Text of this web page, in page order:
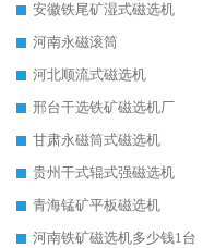
安徽铁尾矿湿式磁选机
河南永磁滚筒
河北顺流式磁选机
邢台干选铁矿磁选机厂
甘肃永磁筒式磁选机
贵州干式辊式强磁选机
青海锰矿平板磁选机
河南铁矿磁选机多少钱1台